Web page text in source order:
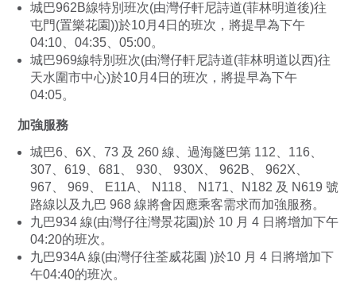
城巴962B線特別班次(由灣仔軒尼詩道(菲林明道後)往
屯門(置樂花園))於10月4日的班次，將提早為下午
04:10、04:35、05:00。
城巴969線特別班次(由灣仔軒尼詩道(菲林明道以西)往
天水圍市中心)於10月4日的班次，將提早為下午
04:05。
加強服務
城巴6、6X、73 及 260 線、過海隧巴第 112、116、
307、619、681、 930、 930X、 962B、 962X、
967、 969、 E11A、 N118、 N171、N182 及 N619 號
路線以及九巴 968 線將會因應乘客需求而加強服務。
九巴934 線(由灣仔往灣景花園)於 10 月 4 日將增加下午
04:20的班次。
九巴934A 線(由灣仔往荃威花園 )於10 月 4 日將增加下
午04:40的班次。